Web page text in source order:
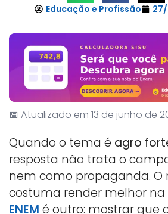
Educação e Profissão
📅 Atualizado em 13 de junho de
Quando o tema é agro
resposta não trata o
nem como propaganda. O
costuma render melhor na
ENEM é outro: mostrar que